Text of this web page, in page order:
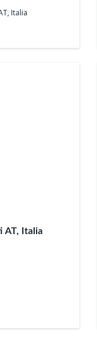
Italia
AT, Italia